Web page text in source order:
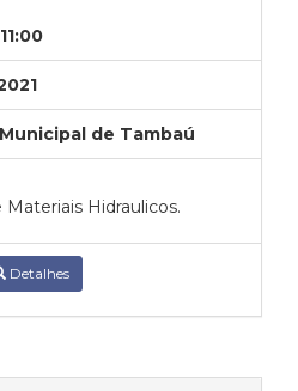
de Tambaú
Hidraulicos.
Detalhes